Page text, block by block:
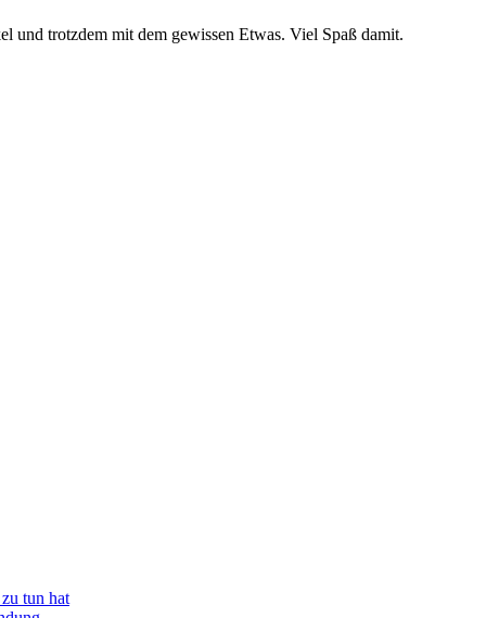
und trotzdem mit dem gewissen Etwas. Viel Spaß damit.
tun hat